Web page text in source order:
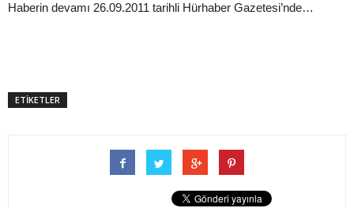
Haberin devamı 26.09.2011 tarihli Hürhaber Gazetesi’nde…
ETİKETLER